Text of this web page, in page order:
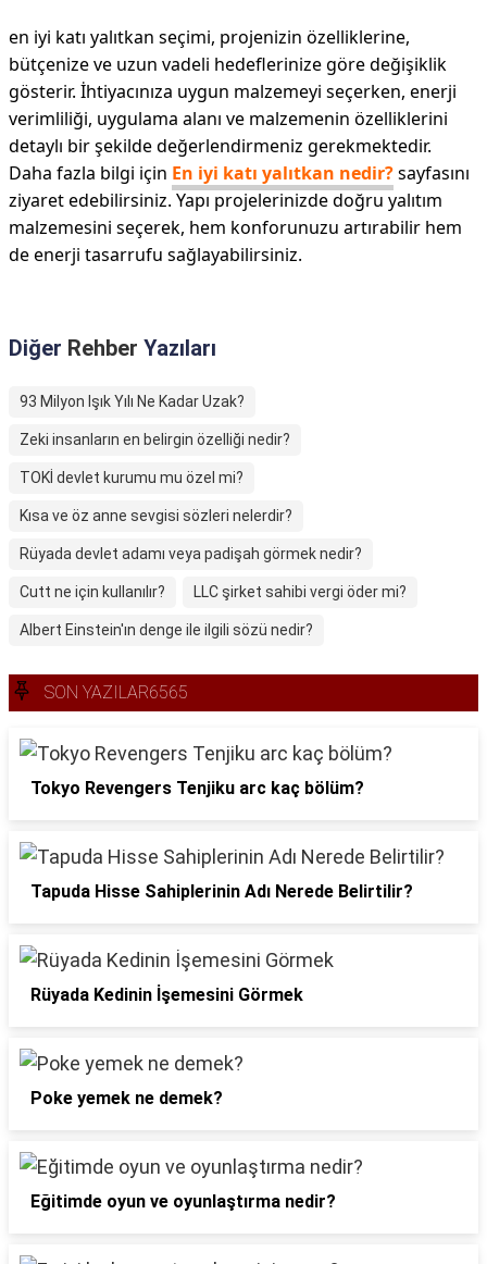
en iyi katı yalıtkan seçimi, projenizin özelliklerine,
bütçenize ve uzun vadeli hedeflerinize göre değişiklik
gösterir. İhtiyacınıza uygun malzemeyi seçerken, enerji
verimliliği, uygulama alanı ve malzemenin özelliklerini
detaylı bir şekilde değerlendirmeniz gerekmektedir.
Daha fazla bilgi için En iyi katı yalıtkan nedir?sayfasını
ziyaret edebilirsiniz. Yapı projelerinizde doğru yalıtım
malzemesini seçerek, hem konforunuzu artırabilir hem
de enerji tasarrufu sağlayabilirsiniz.
Diğer Rehber Yazıları
93 Milyon Işık Yılı Ne Kadar Uzak?
Zeki insanların en belirgin özelliği nedir?
TOKİ devlet kurumu mu özel mi?
Kısa ve öz anne sevgisi sözleri nelerdir?
Rüyada devlet adamı veya padişah görmek nedir?
Cutt ne için kullanılır? LLC şirket sahibi vergi öder mi?
Albert Einstein'ın denge ile ilgili sözü nedir?
SON YAZILAR6565
Tokyo Revengers Tenjiku arc kaç bölüm?
Tapuda Hisse Sahiplerinin Adı Nerede Belirtilir?
Rüyada Kedinin İşemesini Görmek
Poke yemek ne demek?
Eğitimde oyun ve oyunlaştırma nedir?